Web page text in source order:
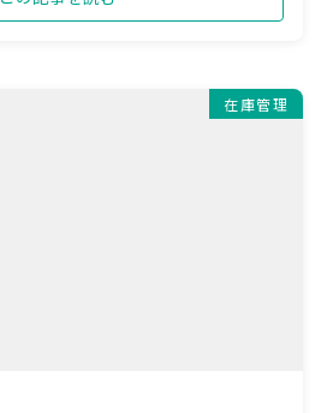
在庫管理